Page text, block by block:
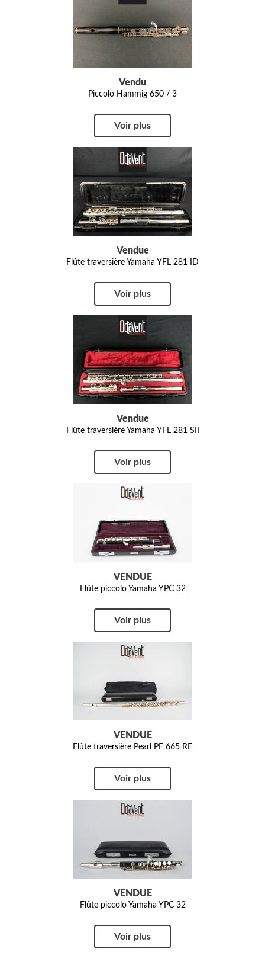
Vendu
Piccolo Hammig 650 / 3
Voir plus
Vendue
Flûte traversière Yamaha YFL 281 ID
Voir plus
Vendue
Flûte traversière Yamaha YFL 281 SII
Voir plus
VENDUE
Flûte piccolo Yamaha YPC 32
Voir plus
VENDUE
Flûte traversière Pearl PF 665 RE
Voir plus
VENDUE
Flûte piccolo Yamaha YPC 32
Voir plus